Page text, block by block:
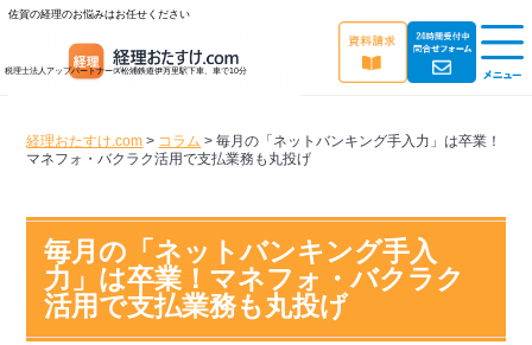
佐賀の経理のお悩みはお任せください
税理士法人アップパートナーズ松浦鉄道伊万里駅下車、車で10分
経理おたすけ.com > コラム >毎月の「ネットバンキング手入力」は卒業！
マネフォ・バクラク活用で支払業務も丸投げ
毎月の「ネットバンキング手入
力」は卒業！マネフォ・バクラク
活用で支払業務も丸投げ